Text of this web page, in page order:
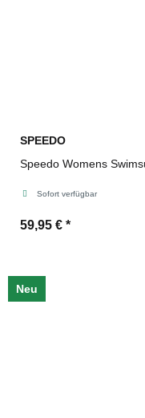
SPEEDO
Speedo Womens
Sofort verfügbar
59,95 € *
Neu